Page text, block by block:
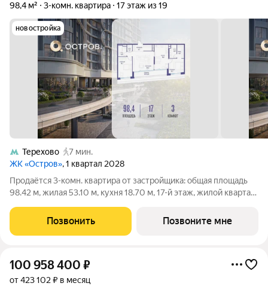
98,4 м²
3-комн. квартира 17 этаж из 19
новостройка
Терехово
7 мин.
ЖК «Остров», 1 квартал 2028
Продаётся 3-комн. квартира от застройщика: общая площадь
98.42 м, жилая 53.10 м, кухня 18.70 м, 17-й этаж, жилой квартал
года. 2 совмещенных санузла. В жилой зоне 2 больших окна на
одну
Позвонить Позвоните мне
100 958 400 ₽
от 423 102 ₽ в месяц